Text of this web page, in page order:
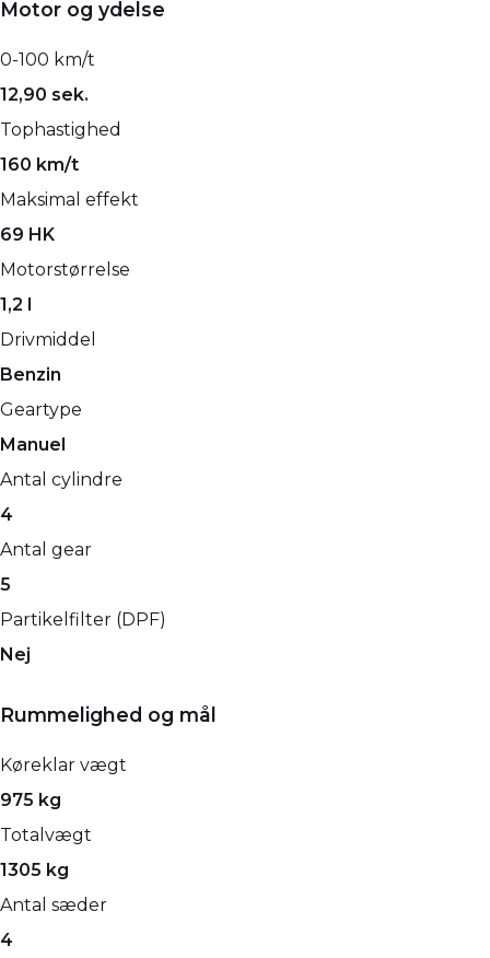
Motor og ydelse
0-100 km/t
12,90 sek.
Tophastighed
160 km/t
Maksimal effekt
69 HK
Motorstørrelse
1,2 l
Drivmiddel
Benzin
Geartype
Manuel
Antal cylindre
4
Antal gear
5
Partikelfilter (DPF)
Nej
Rummelighed og mål
Køreklar vægt
975 kg
Totalvægt
1305 kg
Antal sæder
4